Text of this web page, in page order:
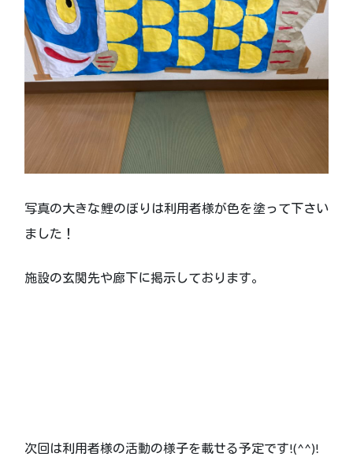
写真の大きな鯉のぼりは利用者様が色を塗って下さい
ました！
施設の玄関先や廊下に掲示しております。
次回は利用者様の活動の様子を載せる予定です!(^^)!